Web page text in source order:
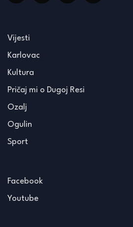
Vijesti
Karlovac
Kultura
Pričaj mi o Dugoj Resi
Ozalj
Ogulin
Sport
Facebook
Youtube